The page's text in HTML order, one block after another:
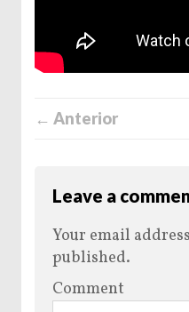
← Anterior
Leave a
Your email
published.
Comment